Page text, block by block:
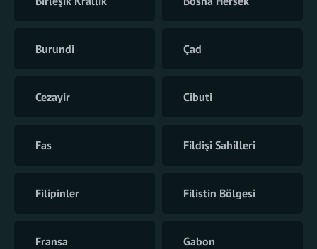
Burundi Çad
Cezayir Cibuti
Fas Fildişi Sahilleri
Filipinler Filistin Bölgesi
Fransa Gabon